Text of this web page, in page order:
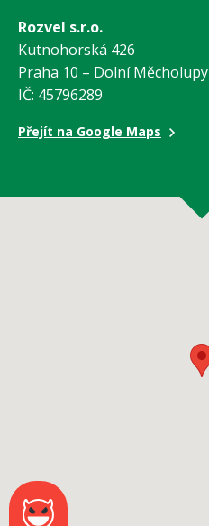
Rozvel s.r.o.
Kutnohorská 426
Praha 10 – Dolní Měcholupy
IČ: 45796289
Přejít na Google Maps